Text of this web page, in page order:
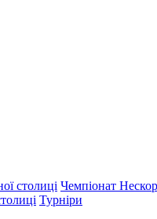
столиці Чемпіонат
Турніри